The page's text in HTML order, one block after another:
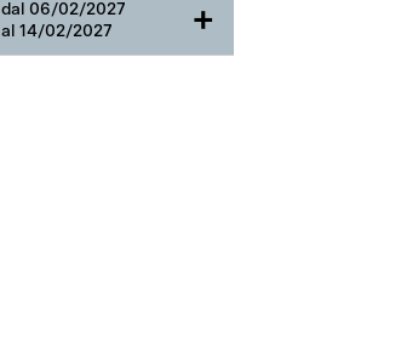
dal 06/02/2027
al 14/02/2027
+